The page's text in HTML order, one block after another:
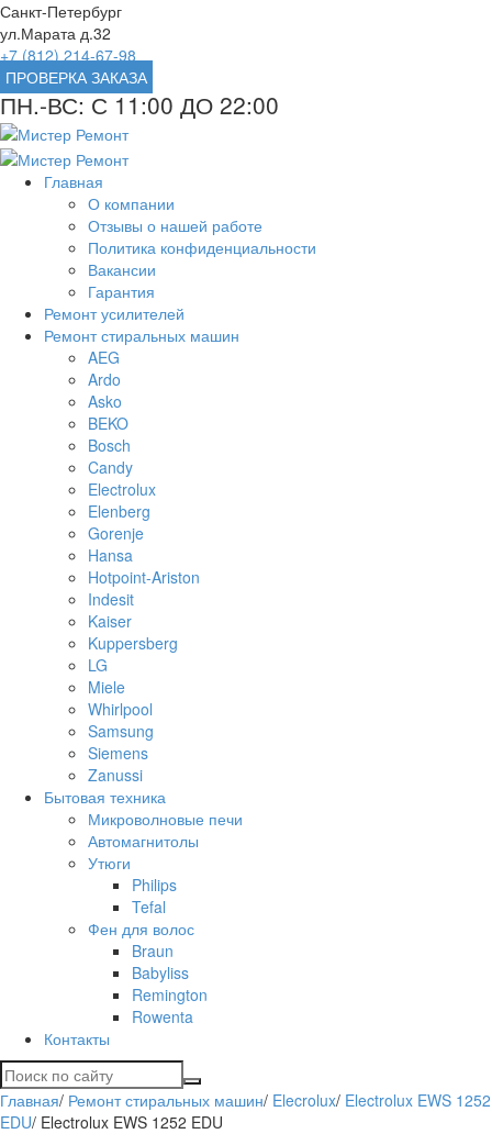
Санкт-Петербург
ул.Марата д.32
+7 (812) 214-67-98
ПРОВЕРКА ЗАКАЗА
ПН.-ВС: С 11:00 ДО 22:00
Главная
О компании
Отзывы о нашей работе
Политика конфиденциальности
Вакансии
Гарантия
Ремонт усилителей
Ремонт стиральных машин
AEG
Ardo
Asko
BEKO
Bosch
Candy
Electrolux
Elenberg
Gorenje
Hansa
Hotpoint-Ariston
Indesit
Kaiser
Kuppersberg
LG
Miele
Whirlpool
Samsung
Siemens
Zanussi
Бытовая техника
Микроволновые печи
Автомагнитолы
Утюги
Philips
Tefal
Фен для волос
Braun
Babyliss
Remington
Rowenta
Контакты
Главная/ Ремонт стиральных машин/ Elecrolux/ Electrolux EWS 1252
EDU/ Electrolux EWS 1252 EDU